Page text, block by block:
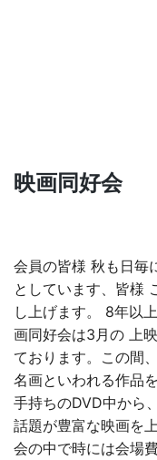
映画同好会
会員の皆様 秋も日毎
としています、皆様
し上げます。 8年以
画同好会は3月の 上
ております。この間
名画といわれる作品
手持ちのDVD中から
話題が豊富な映画を
会の中で時には会場